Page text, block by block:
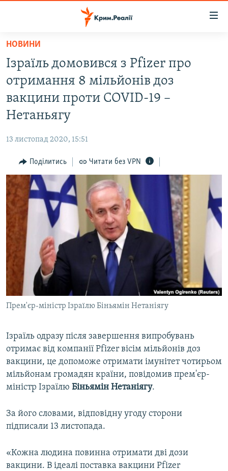
Перейти
основного
матеріалу
Перейти
до
основної
Перейти
пошуку
ВОДА.КРИМ
ВІДЕО ТА ФОТО
ПОЛІТИКА
ІНТЕРВ'Ю
ВСЕ ЗА ДЕНЬ
СПЕЦПРОЕКТИ
ДЕПОРТАЦІЯ
ВІДЕОУРОКИ «ELIFBE»
СВІДЧЕННЯ ОКУПАЦІЇ
УКРАЇНСЬКА ПРОБЛЕМА КРИМУ
ІНФОГРАФІКА
ЯК ОБІЙТИ БЛОКУВАННЯ
Русский
Qırımtatar
ДОЛУЧАЙСЯ!
Усі сайти RFE/RL
НОВИНИ
Ізраїль домовився з Pfizer про
отримання 8 мільйонів доз
вакцини проти COVID-19 –
Нетаньягу
13 листопад 2020, 15:51
Поділитись Читати без VPN
Прем'єр-міністр Ізраїлю Біньямін Нетаніягу
Ізраїль одразу після завершення випробувань
отримає від компанії Pfizer вісім мільйонів доз
вакцини, це допоможе отримати імунітет чотирьом
мільйонам громадян країни, повідомив прем'єр-
міністр Ізраїлю Біньямін Нетаніягу.
За його словами, відповідну угоду сторони
підписали 13 листопада.
«Кожна людина повинна отримати дві дози
вакцини. В ідеалі поставка вакцини Pfizer